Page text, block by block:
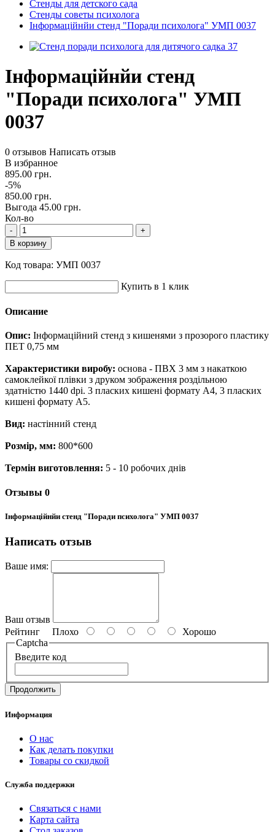
Стенды для детского сада
Стенды советы психолога
Інформаційнйи стенд "Поради психолога" УМП 0037
Інформаційнйи стенд
"Поради психолога" УМП
0037
0 отзывов Написать отзыв
В избранное
895.00 грн.
-5%
850.00 грн.
Выгода 45.00 грн.
Кол-во
-
+
В корзину
Код товара: УМП 0037
Купить в 1 клик
Описание
Опис: Інформаційний стенд з кишенями з прозорого пластику
ПЕТ 0,75 мм
Характеристики виробу: основа - ПВХ 3 мм з накаткою
самоклейкої плівки з друком зображення роздільною
здатністю 1440 dpi. 3 пласких кишені формату А4, 3 пласких
кишені формату А5.
Вид: настінний стенд
Розмір, мм: 800*600
Термін виготовлення: 5 - 10 робочих днів
Отзывы 0
Інформаційнйи стенд "Поради психолога" УМП 0037
Написать отзыв
Ваше имя:
Ваш отзыв
Рейтинг Плохо
Хорошо
Captcha
Введите код
Продолжить
Информация
О нас
Как делать покупки
Товары со скидкой
Служба поддержки
Связаться с нами
Карта сайта